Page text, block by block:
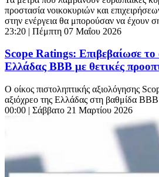
προστασία νοικοκυριών και
στην ενέργεια θα μπορούσαν να έχουν
23:20 | Πέμπτη 07 Μαΐου 2026
Scope Ratings: Επιβεβαίωσε το
Ελλάδας ΒΒΒ με θετικές
Ο οίκος πιστοληπτικής αξιολόγησης
αξιόχρεο της Ελλάδας στη βαθμίδα
00:00 | Σάββατο 21 Μαρτίου 2026